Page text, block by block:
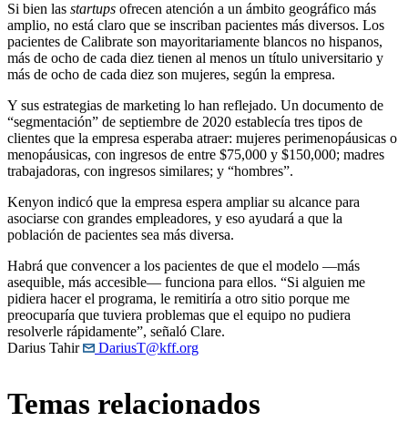
Si bien las startups ofrecen atención a un ámbito geográfico más
amplio, no está claro que se inscriban pacientes más diversos. Los
pacientes de Calibrate son mayoritariamente blancos no hispanos,
más de ocho de cada diez tienen al menos un título universitario y
más de ocho de cada diez son mujeres, según la empresa.
Y sus estrategias de marketing lo han reflejado. Un documento de
“segmentación” de septiembre de 2020 establecía tres tipos de
clientes que la empresa esperaba atraer: mujeres perimenopáusicas o
menopáusicas, con ingresos de entre $75,000 y $150,000; madres
trabajadoras, con ingresos similares; y “hombres”.
Kenyon indicó que la empresa espera ampliar su alcance para
asociarse con grandes empleadores, y eso ayudará a que la
población de pacientes sea más diversa.
Habrá que convencer a los pacientes de que el modelo —más
asequible, más accesible— funciona para ellos. “Si alguien me
pidiera hacer el programa, le remitiría a otro sitio porque me
preocuparía que tuviera problemas que el equipo no pudiera
resolverle rápidamente”, señaló Clare.
Darius Tahir
DariusT@kff.org
Temas relacionados